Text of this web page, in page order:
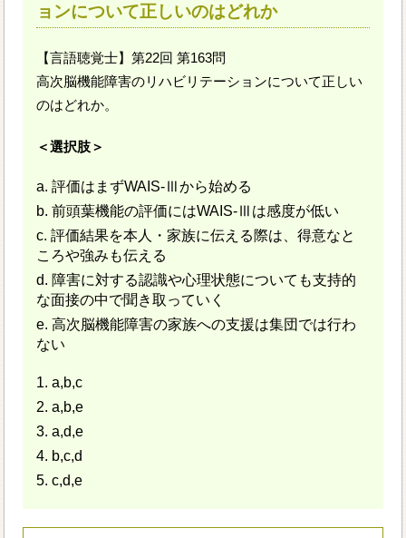
ョンについて正しいのはどれか
【言語聴覚士】第22回 第163問
高次脳機能障害のリハビリテーションについて正しい
のはどれか。
＜選択肢＞
a. 評価はまずWAIS-Ⅲから始める
b. 前頭葉機能の評価にはWAIS-Ⅲは感度が低い
c. 評価結果を本人・家族に伝える際は、得意なと
ころや強みも伝える
d. 障害に対する認識や心理状態についても支持的
な面接の中で聞き取っていく
e. 高次脳機能障害の家族への支援は集団では行わ
ない
1. a,b,c
2. a,b,e
3. a,d,e
4. b,c,d
5. c,d,e